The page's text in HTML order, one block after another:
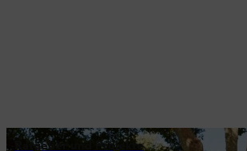
Ratgeber und Projekte